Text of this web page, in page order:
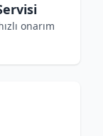
onarım